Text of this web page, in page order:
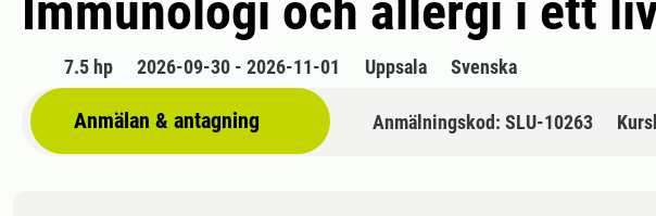
7.5 hp 2026-09-30 - 2026-11-01 Uppsala Svenska
Anmälan & antagning Anmälningskod: SLU-10263